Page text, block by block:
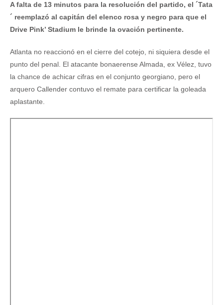
A falta de 13 minutos para la resolución del partido, el ´Tata
´ reemplazó al capitán del elenco rosa y negro para que el
Drive Pink’ Stadium le brinde la ovación pertinente.
Atlanta no reaccionó en el cierre del cotejo, ni siquiera desde el
punto del penal. El atacante bonaerense Almada, ex Vélez, tuvo
la chance de achicar cifras en el conjunto georgiano, pero el
arquero Callender contuvo el remate para certificar la goleada
aplastante.